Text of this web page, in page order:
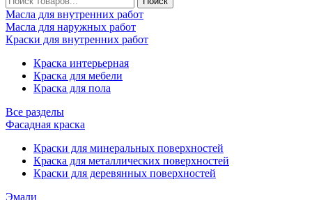
Масла для внутренних работ
Масла для наружных работ
Краски для внутренних работ
Краска интерьерная
Краска для мебели
Краска для пола
Все разделы
Фасадная краска
Краски для минеральных поверхностей
Краска для металлических поверхностей
Краски для деревянных поверхностей
Эмали